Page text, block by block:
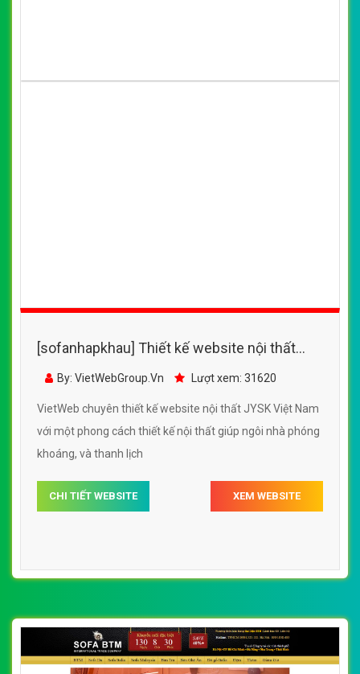
[sofanhapkhau] Thiết kế website nội thất
JYSK Việt Nam đẹp, chuyên nghiệp chuẩn
By: VietWebGroup.Vn Lượt xem: 31620
VietWeb chuyên thiết kế website nội thất JYSK Việt Nam
với một phong cách thiết kế nội thất giúp ngôi nhà phóng
khoáng, và thanh lịch
CHI TIẾT WEBSITE XEM WEBSITE